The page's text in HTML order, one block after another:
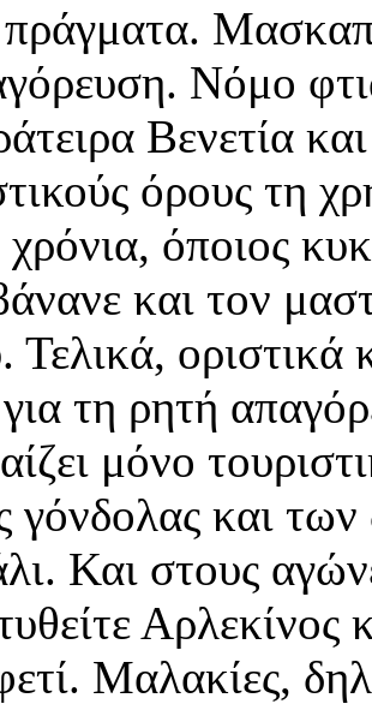
Νόμο
Βενετία
όρους τη
όποιος
και τον
οριστικά
για τη ρητή
μόνο
γόνδολας και
Και στους
Μαλακίες,